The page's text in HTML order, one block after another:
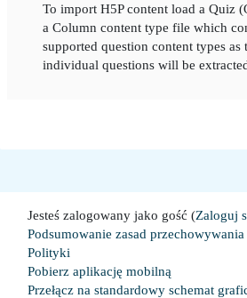
To import H5P content load a Quiz
a Column content type file which
supported question content types
individual questions will be
Jesteś zalogowany jako gość (Zaloguj
Podsumowanie zasad
Polityki
Pobierz aplikację mobilną
Przełącz na standardowy schemat